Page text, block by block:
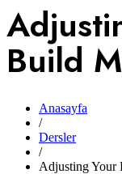
Build
Anasayfa
/
Dersler
/
Adjusting Your